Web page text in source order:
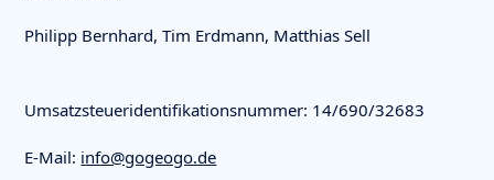
Philipp Bernhard, Tim Erdmann, Matthias Sell
Umsatzsteueridentifikationsnummer: 14/690/32683
E-Mail: info@gogeogo.de